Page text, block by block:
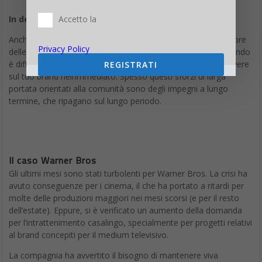
Anche quando le cose sembrano andare male, ci sono sempre
delle opportunità per trovare dei risvolti positivi. Persino quando
è difficile capire l’impatto che le misure adottate possono avere
sul tuo brand nell’immediato. Spesso questi sforzi di larga
portata orientati alla comunità sono degli impegni a lungo
termine, che ripagano sul lungo periodo.
Gli ultimi mesi sono stati turbolenti per Warner Bros. La crisi ha
avuto conseguenze per i cinema, il che ha portato a ritardi per
molte delle produzioni maggiori nei mesi scorsi (e per il resto
dell’estate). Eppure, si è verificato un aumento della domanda
per l’intrattenimento casalingo, specialmente per progetti relativi
al brand concepiti per il medium televisivo.
La compagnia ha avvertito il bisogno di mantenere viva
l’eccitazione per il brand e per le sue proprietà intellettuali, per
Accetto la
Privacy Policy
REGISTRATI